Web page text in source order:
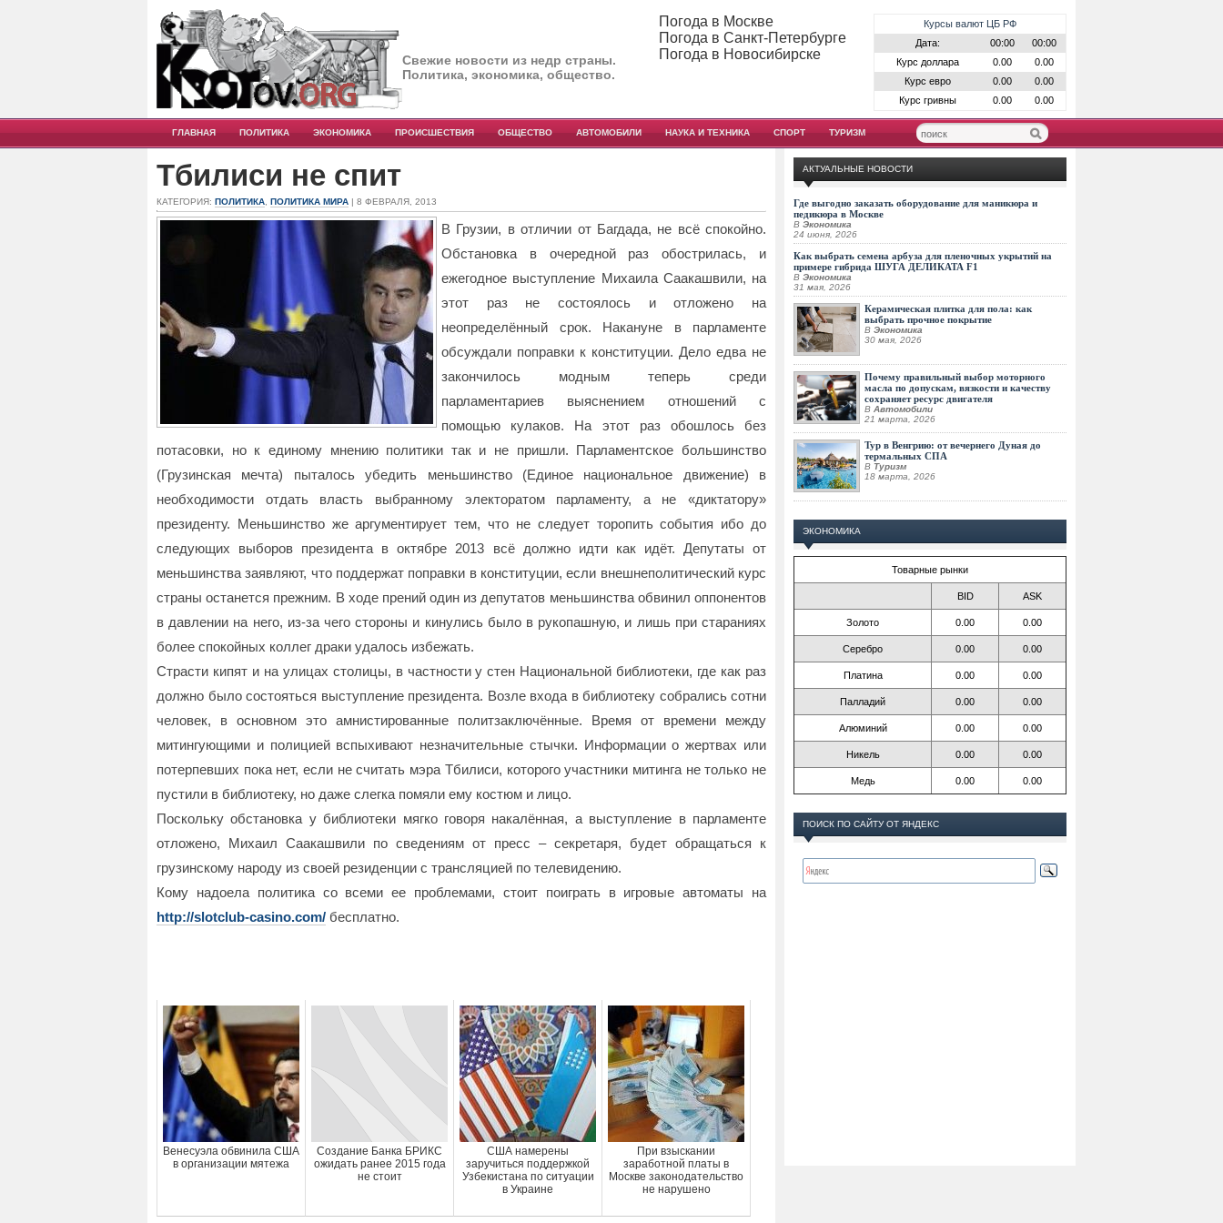
Свежие новости из недр страны.
Политика, экономика, общество.
Курсы валют ЦБ РФ
Дата:
00:00
00:00
Курс доллара
0.00
0.00
Курс евро
0.00
0.00
Курс гривны
0.00 0.00
Погода в Москве
Погода в Санкт-Петербурге
Погода в Новосибирске
ГЛАВНАЯ ПОЛИТИКА ЭКОНОМИКА ПРОИСШЕСТВИЯ ОБЩЕСТВО АВТОМОБИЛИ НАУКА И ТЕХНИКА СПОРТ ТУРИЗМ
Тбилиси не спит
КАТЕГОРИЯ: ПОЛИТИКА ПОЛИТИКА МИРА | 8 ФЕВРАЛЯ, 2013
В Грузии, в отличии от Багдада, не всё спокойно.
Обстановка в очередной раз обострилась, и
ежегодное выступление Михаила Саакашвили, на
этот раз не состоялось и отложено на
неопределённый срок. Накануне в парламенте
обсуждали поправки к конституции. Дело едва не
закончилось модным теперь среди
парламентариев выяснением отношений с
помощью кулаков. На этот раз обошлось без
потасовки, но к единому мнению политики так и не пришли. Парламентское большинство
(Грузинская мечта) пыталось убедить меньшинство (Единое национальное движение) в
необходимости отдать власть выбранному электоратом парламенту, а не «диктатору»
президенту. Меньшинство же аргументирует тем, что не следует торопить события ибо до
следующих выборов президента в октябре 2013 всё должно идти как идёт. Депутаты от
меньшинства заявляют, что поддержат поправки в конституции, если внешнеполитический курс
страны останется прежним. В ходе прений один из депутатов меньшинства обвинил оппонентов
в давлении на него, из-за чего стороны и кинулись было в рукопашную, и лишь при стараниях
более спокойных коллег драки удалось избежать.
Страсти кипят и на улицах столицы, в частности у стен Национальной библиотеки, где как раз
должно было состояться выступление президента. Возле входа в библиотеку собрались сотни
человек, в основном это амнистированные политзаключённые. Время от времени между
митингующими и полицией вспыхивают незначительные стычки. Информации о жертвах или
потерпевших пока нет, если не считать мэра Тбилиси, которого участники митинга не только не
пустили в библиотеку, но даже слегка помяли ему костюм и лицо.
Поскольку обстановка у библиотеки мягко говоря накалённая, а выступление в парламенте
отложено, Михаил Саакашвили по сведениям от пресс – секретаря, будет обращаться к
грузинскому народу из своей резиденции с трансляцией по телевидению.
Кому надоела политика со всеми ее проблемами, стоит поиграть в игровые автоматы на
http://slotclub-casino.com/ бесплатно.
Венесуэла обвинила США
в организации мятежа
Создание Банка БРИКС
ожидать ранее 2015 года
не стоит
США намерены
заручиться поддержкой
Узбекистана по ситуации
в Украине
При взыскании
заработной платы в
Москве законодательство
не нарушено
АКТУАЛЬНЫЕ НОВОСТИ
Где выгодно заказать оборудование для маникюра и
педикюра в Москве
В Экономика
24 июня, 2026
Как выбрать семена арбуза для пленочных укрытий на
примере гибрида ШУГА ДЕЛИКАТА F1
В Экономика
31 мая, 2026
Керамическая плитка для пола: как
выбрать прочное покрытие
В Экономика
30 мая, 2026
Почему правильный выбор моторного
масла по допускам, вязкости и качеству
сохраняет ресурс двигателя
В Автомобили
21 марта, 2026
Тур в Венгрию: от вечернего Дуная до
термальных СПА
В Туризм
18 марта, 2026
ЭКОНОМИКА
Товарные рынки
BID ASK
Золото 0.00 0.00
Серебро 0.00 0.00
Платина 0.00 0.00
Палладий 0.00 0.00
Алюминий 0.00 0.00
Никель 0.00 0.00
Медь 0.00 0.00
ПОИСК ПО САЙТУ ОТ ЯНДЕКС